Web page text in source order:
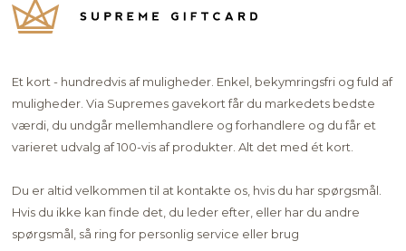
Et kort - hundredvis af muligheder. Enkel, bekymringsfri og fuld af
muligheder. Via Supremes gavekort får du markedets bedste
værdi, du undgår mellemhandlere og forhandlere og du får et
varieret udvalg af 100-vis af produkter. Alt det med ét kort.
Du er altid velkommen til at kontakte os, hvis du har spørgsmål.
Hvis du ikke kan finde det, du leder efter, eller har du andre
spørgsmål, så ring for personlig service eller brug